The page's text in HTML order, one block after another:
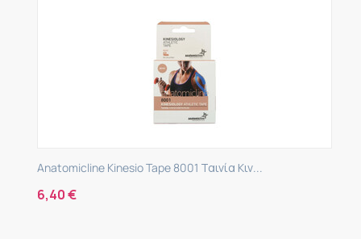
Anatomicline Kinesio Tape 8001 Ταινία Κιν...
6,40€